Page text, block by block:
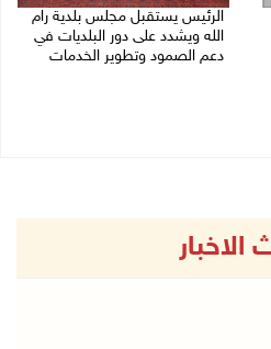
الرئيس يستقبل مجلس بلدية رام
الله ويشدد على دور البلديات في
دعم الصمود وتطوير الخدمات
الاخبار